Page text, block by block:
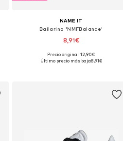
NAME IT
Bailarina 'NMFBalance'
8,91€
Disponible en muchas tallas
Precio original: 12,90€
Último precio más bajo:8,91€